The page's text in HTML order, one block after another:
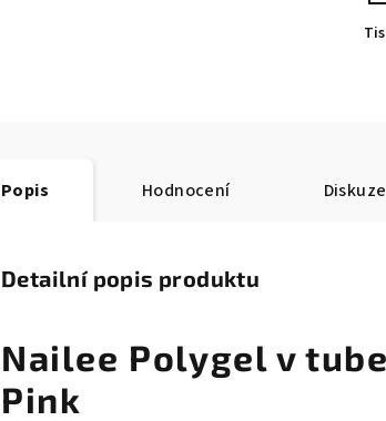
Popis Hodnocení Diskuze
Detailní popis produktu
Nailee Polygel v
Pink